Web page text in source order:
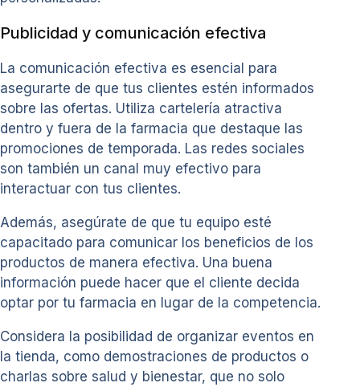
Publicidad y comunicación efectiva
La comunicación efectiva es esencial para
asegurarte de que tus clientes estén informados
sobre las ofertas. Utiliza cartelería atractiva
dentro y fuera de la farmacia que destaque las
promociones de temporada. Las redes sociales
son también un canal muy efectivo para
interactuar con tus clientes.
Además, asegúrate de que tu equipo esté
capacitado para comunicar los beneficios de los
productos de manera efectiva. Una buena
información puede hacer que el cliente decida
optar por tu farmacia en lugar de la competencia.
Considera la posibilidad de organizar eventos en
la tienda, como demostraciones de productos o
charlas sobre salud y bienestar, que no solo